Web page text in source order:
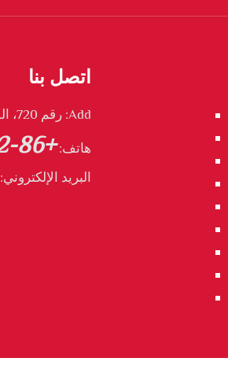
اتصل بنا
Add: رقم 720، القسم الشمالي من طريق تونغدو، تونغليng، آنهوي، الصين
هاتف: +86-562 2888539
البريد الإلكتروني: